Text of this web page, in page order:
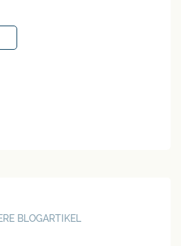
BLOGARTIKEL